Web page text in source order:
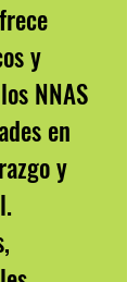
y
NNAS
en
y